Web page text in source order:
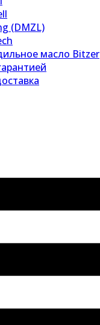
(DMZL)
масло Bitzer